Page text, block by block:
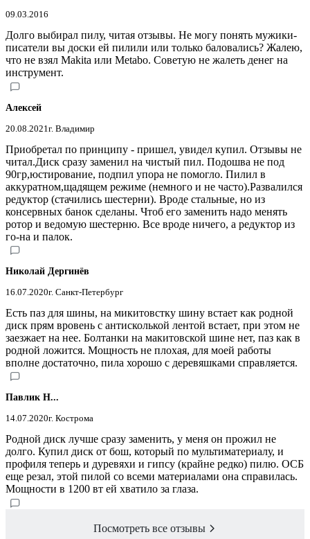
09.03.2016
Долго выбирал пилу, читая отзывы. Не могу понять мужики-
писатели вы доски ей пилили или только баловались? Жалею,
что не взял Makita или Metabo. Советую не жалеть денег на
инструмент.
Алексей
20.08.2021 г. Владимир
Приобретал по принципу - пришел, увидел купил. Отзывы не
читал.Диск сразу заменил на чистый пил. Подошва не под
90гр,юстирование, подпил упора не помогло. Пилил в
аккуратном,щадящем режиме (немного и не часто).Развалился
редуктор (стачились шестерни). Вроде стальные, но из
консервных банок сделаны. Чтоб его заменить надо менять
ротор и ведомую шестерню. Все вроде ничего, а редуктор из
го-на и палок.
Николай Дергинёв
16.07.2020г. Санкт-Петербург
Есть паз для шины, на микитовстку шину встает как родной
диск прям вровень с антисколькой лентой встает, при этом не
заезжает на нее. Болтанки на макитовской шине нет, паз как в
родной ложится. Мощность не плохая, для моей работы
вполне достаточно, пила хорошо с деревяшками справляется.
Павлик Н...
14.07.2020г. Кострома
Родной диск лучше сразу заменить, у меня он прожил не
долго. Купил диск от бош, который по мультиматериалу, и
профиля теперь и дуревяхи и гипсу (крайне редко) пилю. ОСБ
еще резал, этой пилой со всеми материалами она справилась.
Мощности в 1200 вт ей хватило за глаза.
Посмотреть все отзывы